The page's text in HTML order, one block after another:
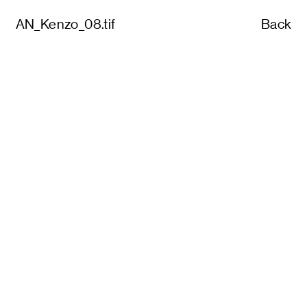
AN_Kenzo_08.tif Back